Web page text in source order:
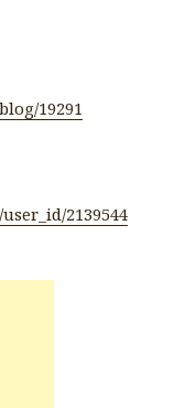
19291
2139544